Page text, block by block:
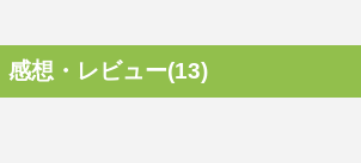
感想・レビュー(13)